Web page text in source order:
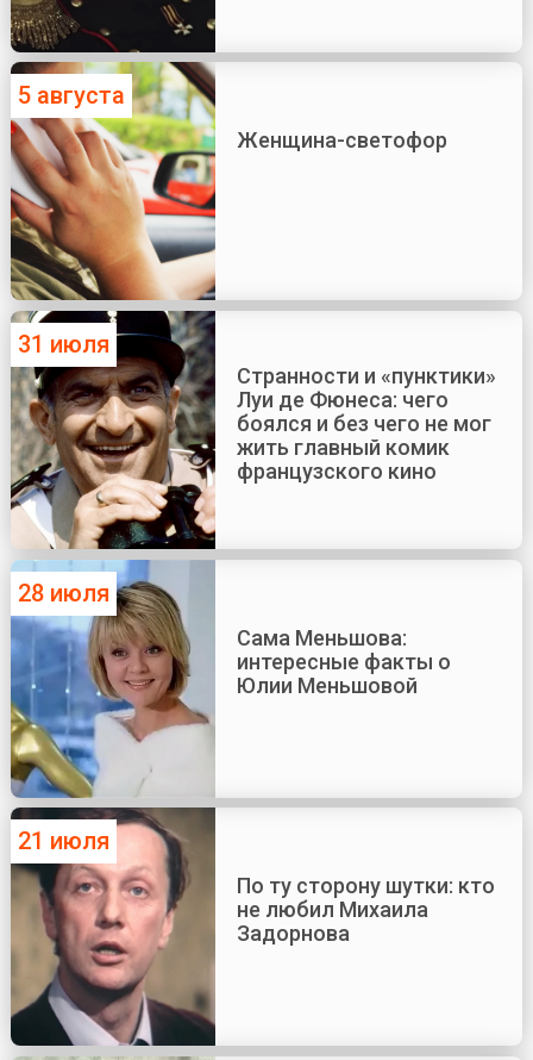
5 августа
Женщина-светофор
31 июля
Странности и «пунктики»
Луи де Фюнеса: чего
боялся и без чего не мог
жить главный комик
французского кино
28 июля
Сама Меньшова:
интересные факты о
Юлии Меньшовой
21 июля
По ту сторону шутки: кто
не любил Михаила
Задорнова